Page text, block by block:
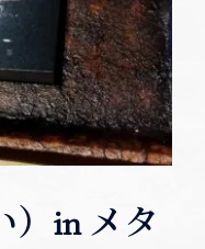
）in メタ